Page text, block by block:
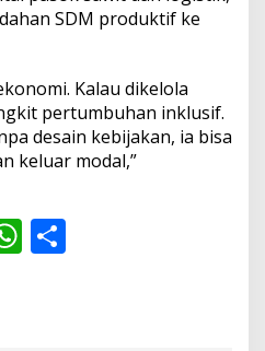
SDM produktif ke
Kalau dikelola
pertumbuhan inklusif.
desain kebijakan, ia bisa
keluar modal,”
W